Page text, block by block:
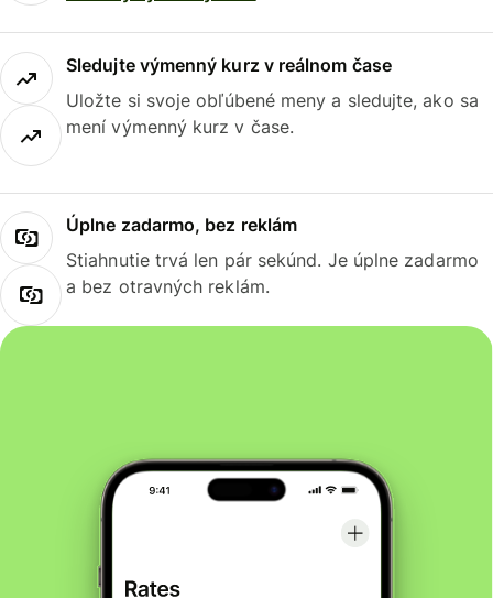
Sledujte výmenný kurz v reálnom čase
Uložte si svoje obľúbené meny a sledujte, ako sa
mení výmenný kurz v čase.
Úplne zadarmo, bez reklám
Stiahnutie trvá len pár sekúnd. Je úplne zadarmo
a bez otravných reklám.